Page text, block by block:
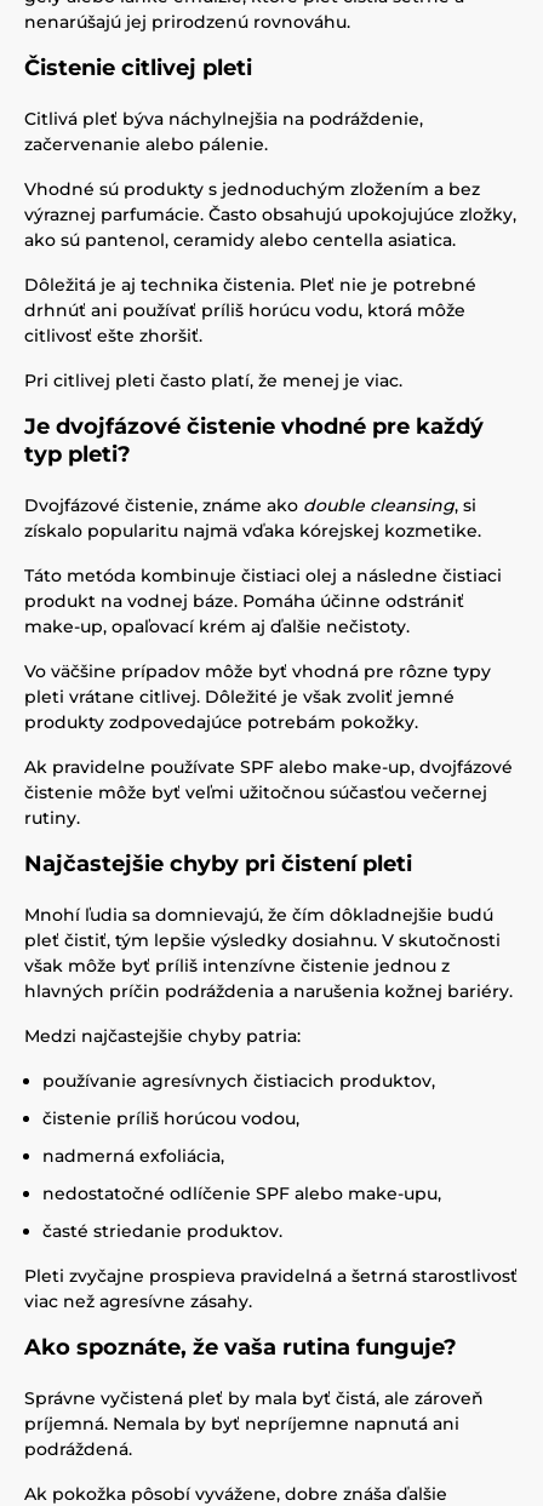
nenarúšajú jej prirodzenú rovnováhu.
Čistenie citlivej pleti
Citlivá pleť býva náchylnejšia na podráždenie,
začervenanie alebo pálenie.
Vhodné sú produkty s jednoduchým zložením a bez
výraznej parfumácie. Často obsahujú upokojujúce zložky,
ako sú pantenol, ceramidy alebo centella asiatica.
Dôležitá je aj technika čistenia. Pleť nie je potrebné
drhnúť ani používať príliš horúcu vodu, ktorá môže
citlivosť ešte zhoršiť.
Pri citlivej pleti často platí, že menej je viac.
Je dvojfázové čistenie vhodné pre každý
typ pleti?
Dvojfázové čistenie, známe ako double cleansing, si
získalo popularitu najmä vďaka kórejskej kozmetike.
Táto metóda kombinuje čistiaci olej a následne čistiaci
produkt na vodnej báze. Pomáha účinne odstrániť
make-up, opaľovací krém aj ďalšie nečistoty.
Vo väčšine prípadov môže byť vhodná pre rôzne typy
pleti vrátane citlivej. Dôležité je však zvoliť jemné
produkty zodpovedajúce potrebám pokožky.
Ak pravidelne používate SPF alebo make-up, dvojfázové
čistenie môže byť veľmi užitočnou súčasťou večernej
rutiny.
Najčastejšie chyby pri čistení pleti
Mnohí ľudia sa domnievajú, že čím dôkladnejšie budú
pleť čistiť, tým lepšie výsledky dosiahnu. V skutočnosti
však môže byť príliš intenzívne čistenie jednou z
hlavných príčin podráždenia a narušenia kožnej bariéry.
Medzi najčastejšie chyby patria:
používanie agresívnych čistiacich produktov,
čistenie príliš horúcou vodou,
nadmerná exfoliácia,
nedostatočné odlíčenie SPF alebo make-upu,
časté striedanie produktov.
Pleti zvyčajne prospieva pravidelná a šetrná starostlivosť
viac než agresívne zásahy.
Ako spoznáte, že vaša rutina funguje?
Správne vyčistená pleť by mala byť čistá, ale zároveň
príjemná. Nemala by byť nepríjemne napnutá ani
podráždená.
Ak pokožka pôsobí vyvážene, dobre znáša ďalšie